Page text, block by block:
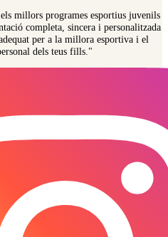
millors programes esportius juvenils
completa, sincera i personalitzada
per a la millora esportiva i el
dels teus fills."